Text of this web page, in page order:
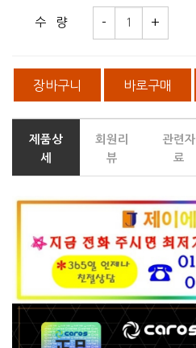
수 량
장바구니 바로구매
제품상
세
회원리
뷰
관련자
료